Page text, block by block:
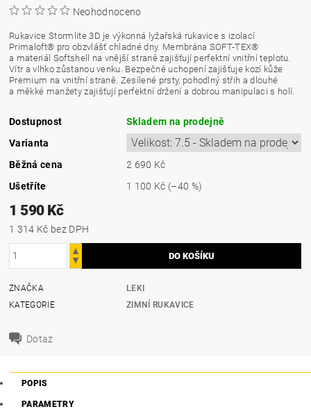
Neohodnoceno
Rukavice Stormlite 3D je výkonná lyžařská rukavice s izolací
Primaloft® pro obzvlášť chladné dny. Membrána SOFT-TEX®
a materiál Softshell na vnější straně zajišťují perfektní vnitřní teplotu.
Vítr a vlhko zůstanou venku. Bezpečné uchopení zajišťuje kozí kůže
Premium na vnitřní straně. Zesílené prsty, pohodlný střih a dlouhé
a měkké manžety zajišťují perfektní držení a dobrou manipulaci s holí.
Dostupnost
Skladem na prodejně
Varianta
Běžná cena
2 690 Kč
Ušetříte
1 100 Kč (–40 %)
1 590 Kč
1 314 Kč bez DPH
ZNAČKA
LEKI
KATEGORIE
ZIMNÍ RUKAVICE
Dotaz
POPIS
PARAMETRY